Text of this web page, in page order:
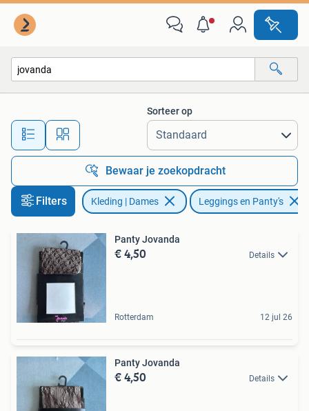
Alle afstanden…
Sorteer op
Bewaar je zoekopdracht
Filters Kleding | Dames Leggings en Panty's
Panty Jovanda
€ 4,50 Details
Rotterdam 12 jul 26
Panty Jovanda
€ 4,50 Details